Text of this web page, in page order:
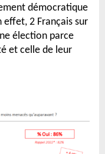
démocratique
2 Français sur
élection parce
et celle de leur